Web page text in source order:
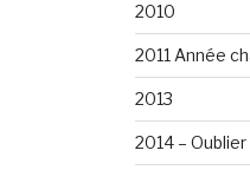
2010
2011 Année
2013
2014 –